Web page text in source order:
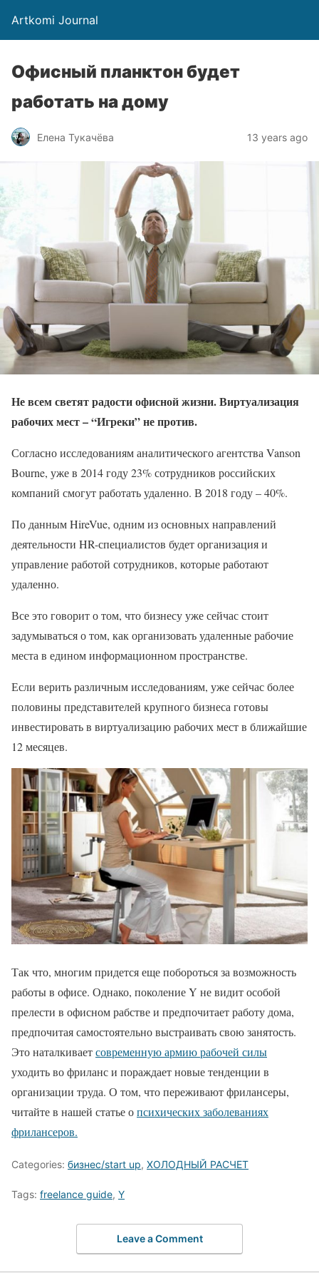
Artkomi Journal
Офисный планктон будет
работать на дому
Елена Тукачёва 13 years ago
Не всем светят радости офисной жизни. Виртуализация
рабочих мест – “Игреки” не против.
Согласно исследованиям аналитического агентства Vanson
Bourne, уже в 2014 году 23% сотрудников российских
компаний смогут работать удаленно. В 2018 году – 40%.
По данным HireVue, одним из основных направлений
деятельности HR-специалистов будет организация и
управление работой сотрудников, которые работают
удаленно.
Все это говорит о том, что бизнесу уже сейчас стоит
задумываться о том, как организовать удаленные рабочие
места в едином информационном пространстве.
Если верить различным исследованиям, уже сейчас более
половины представителей крупного бизнеса готовы
инвестировать в виртуализацию рабочих мест в ближайшие
12 месяцев.
Так что, многим придется еще побороться за возможность
работы в офисе. Однако, поколение Y не видит особой
прелести в офисном рабстве и предпочитает работу дома,
предпочитая самостоятельно выстраивать свою занятость.
Это наталкиваетсовременную армию рабочей силы
уходить во фриланс и пораждает новые тенденции в
организации труда. О том, что переживают фрилансеры,
читайте в нашей статье опсихических заболеваниях
фрилансеров.
Categories: бизнес/start up, ХОЛОДНЫЙ РАСЧЕТ
Tags: freelance guide, Y
Leave a Comment